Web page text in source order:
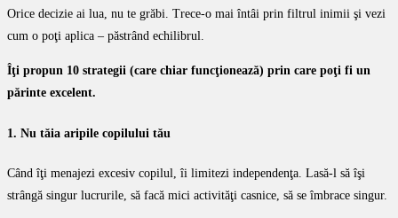
Orice decizie ai lua, nu te grăbi. Trece-o mai întâi prin filtrul inimii şi vezi
cum o poţi aplica – păstrând echilibrul.
Îţi propun 10 strategii (care chiar funcţionează) prin care poţi fi un
părinte excelent.
1. Nu tăia aripile copilului tău
Când îţi menajezi excesiv copilul, îi limitezi independenţa. Lasă-l să îşi
strângă singur lucrurile, să facă mici activităţi casnice, să se îmbrace singur.